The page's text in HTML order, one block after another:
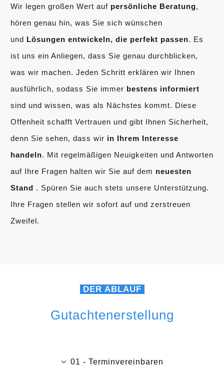
Wir legen großen Wert auf persönliche Beratung,
hören genau hin, was Sie sich wünschen
und Lösungen entwickeln, die perfekt passen. Es
ist uns ein Anliegen, dass Sie genau durchblicken,
was wir machen. Jeden Schritt erklären wir Ihnen
ausführlich, sodass Sie immer bestens informiert
sind und wissen, was als Nächstes kommt. Diese
Offenheit schafft Vertrauen und gibt Ihnen Sicherheit,
denn Sie sehen, dass wir in Ihrem Interesse
handeln. Mit regelmäßigen Neuigkeiten und Antworten
auf Ihre Fragen halten wir Sie auf dem neuesten
Stand . Spüren Sie auch stets unsere Unterstützung.
Ihre Fragen stellen wir sofort auf und zerstreuen
Zweifel.
DER ABLAUF
Gutachtenerstellung
01 - Terminvereinbaren